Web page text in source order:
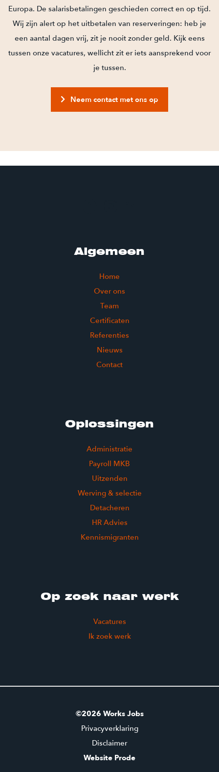
Europa. De salarisbetalingen geschieden correct en op tijd.
Wij zijn alert op het uitbetalen van reserveringen: heb je
een aantal dagen vrij, zit je nooit zonder geld. Kijk eens
tussen onze vacatures, wellicht zit er iets aansprekend voor
je tussen.
Neem contact met ons op
Algemeen
Home
Over ons
Team
Certificaten
Referenties
Nieuws
Contact
Oplossingen
Administratie
Payroll MKB
Uitzenden
Werving & selectie
Detacheren
HR Advies
Kennismigranten
Op zoek naar werk
Vacatures
Ik zoek werk
©2026 Works Jobs
Privacyverklaring
Disclaimer
Website Prode